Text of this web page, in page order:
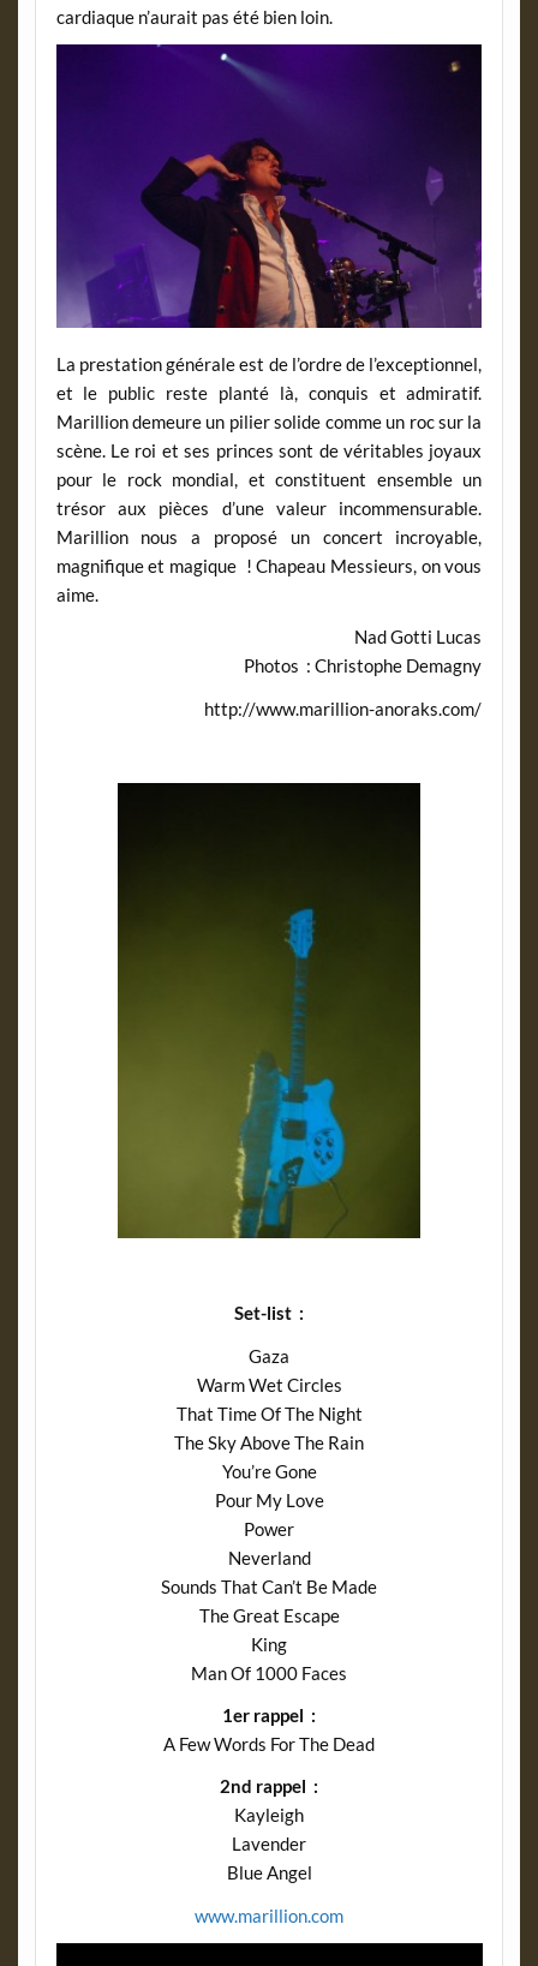
cardiaque n’aurait pas été bien loin.
La prestation générale est de l’ordre de l’exceptionnel,
et le public reste planté là, conquis et admiratif.
Marillion demeure un pilier solide comme un roc sur la
scène. Le roi et ses princes sont de véritables joyaux
pour le rock mondial, et constituent ensemble un
trésor aux pièces d’une valeur incommensurable.
Marillion nous a proposé un concert incroyable,
magnifique et magique ! Chapeau Messieurs, on vous
aime.
Nad Gotti Lucas
Photos : Christophe Demagny
http://www.marillion-anoraks.com/
Set-list :
Gaza
Warm Wet Circles
That Time Of The Night
The Sky Above The Rain
You’re Gone
Pour My Love
Power
Neverland
Sounds That Can’t Be Made
The Great Escape
King
Man Of 1000 Faces
1er rappel :
A Few Words For The Dead
2nd rappel :
Kayleigh
Lavender
Blue Angel
www.marillion.com